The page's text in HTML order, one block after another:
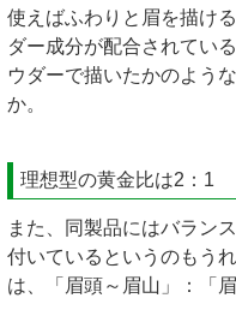
使えばふわりと眉を描け
ダー成分が配合されてい
ウダーで描いたかのよう
か。
理想型の黄金比は2：1
また、同製品にはバラン
付いているというのもう
は、「眉頭～眉山」：「